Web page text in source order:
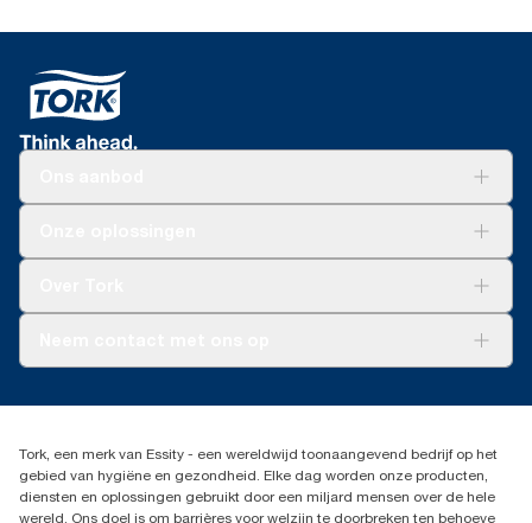
Productklacht
Dispenserklacht
030 - 698 46 66
Essity Netherlands B.V.
Arnhemse Bovenweg 120
3708 AH ZEIST
Tork, een merk van Essity - een wereldwijd toonaangevend bedrijf op het
gebied van hygiëne en gezondheid. Elke dag worden onze producten,
diensten en oplossingen gebruikt door een miljard mensen over de hele
wereld. Ons doel is om barrières voor welzijn te doorbreken ten behoeve